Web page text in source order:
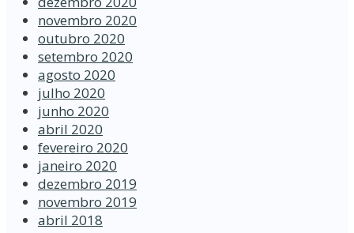
novembro 2020
outubro 2020
setembro 2020
agosto 2020
julho 2020
junho 2020
abril 2020
fevereiro 2020
janeiro 2020
dezembro 2019
novembro 2019
abril 2018